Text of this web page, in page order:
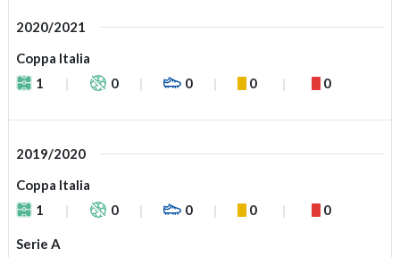
2020/2021
Coppa Italia
1
0 0 0 0
2019/2020
Coppa Italia
1
0 0 0 0
Serie A